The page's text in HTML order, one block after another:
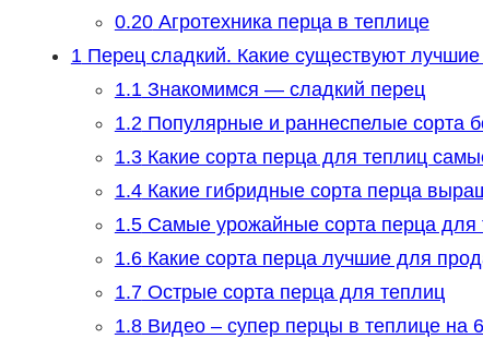
0.20Агротехника перца в теплице
1Перец сладкий. Какие существуют лучшие
1.1Знакомимся — сладкий перец
1.2Популярные и раннеспелые сорта
1.3Какие сорта перца для теплиц
1.4Какие гибридные сорта перца
1.5Самые урожайные сорта перца для
1.6Какие сорта перца лучшие для
1.7Острые сорта перца для теплиц
1.8Видео – супер перцы в теплице на 6